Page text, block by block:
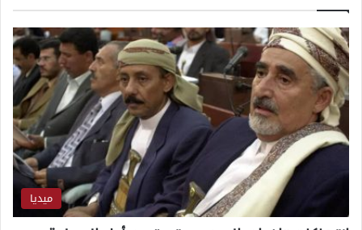
م
ف
ي
ا
ل
س
و
د
ا
؟
ميديا